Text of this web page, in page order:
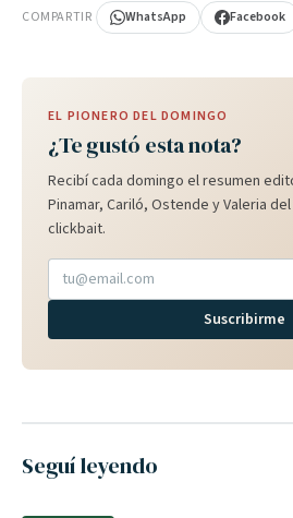
COMPARTIR WhatsApp Facebook
EL PIONERO DEL DOMINGO
¿Te gustó esta nota?
Recibí cada domingo el resumen
Pinamar, Cariló, Ostende y Valeria
clickbait.
Suscribirme
Seguí leyendo